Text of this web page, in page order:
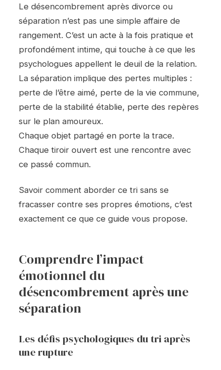
Le désencombrement après divorce ou
séparation n’est pas une simple affaire de
rangement. C’est un acte à la fois pratique et
profondément intime, qui touche à ce que les
psychologues appellent le deuil de la relation.
La séparation implique des pertes multiples :
perte de l’être aimé, perte de la vie commune,
perte de la stabilité établie, perte des repères
sur le plan amoureux.
Chaque objet partagé en porte la trace.
Chaque tiroir ouvert est une rencontre avec
ce passé commun.
Savoir comment aborder ce tri sans se
fracasser contre ses propres émotions, c’est
exactement ce que ce guide vous propose.
Comprendre l’impact
émotionnel du
désencombrement après une
séparation
Les défis psychologiques du tri après
une rupture